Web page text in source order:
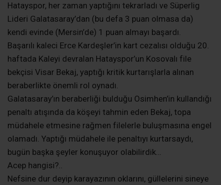
Hatayspor, her zaman yaptığını tekrarladı ve Süperlig
Lideri Galatasaray’dan (bu defa 3 puan olmasa da)
kendi evinde (Mersin’de) 1 puan almayı başardı.
Başarılı kaleci Erce Kardeşler’in kart cezalısı olduğu 20.
haftada Kaleyi devralan Hatayspor’un Kosovalı file
bekçisi Visar Bekaj, yaptığı kritik kurtarışlarla alınan
beraberlikte önemli rol oynadı.
Galatasaray’ın beraberliği bulduğu Osimhen’in kullandığı
penaltı atışında da köşeyi tahmin eden Bekaj, topa
müdahele etmesine rağmen filelerle buluşmasına engel
olamadı. Yaptığı müdahele ile penaltıyı kurtarsaydı,
bugün başka şeyler konuşuyor olabilirdik…
Acep hangisi?..
Nefsine dur deyip karayazının oklarını, güllelerini sineye